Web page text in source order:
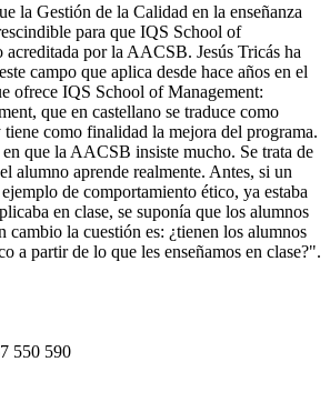
la Gestión de la Calidad en la enseñanza
para que IQS School of
acreditada por la AACSB. Jesús Tricás ha
campo que aplica desde hace años en el
ofrece IQS School of Management:
que en castellano se traduce como
como finalidad la mejora del programa.
en que la AACSB insiste mucho. Se trata de
alumno aprende realmente. Antes, si un
de comportamiento ético, ya estaba
en clase, se suponía que los alumnos
cambio la cuestión es: ¿tienen los alumnos
a partir de lo que les enseñamos en clase?".
550 590